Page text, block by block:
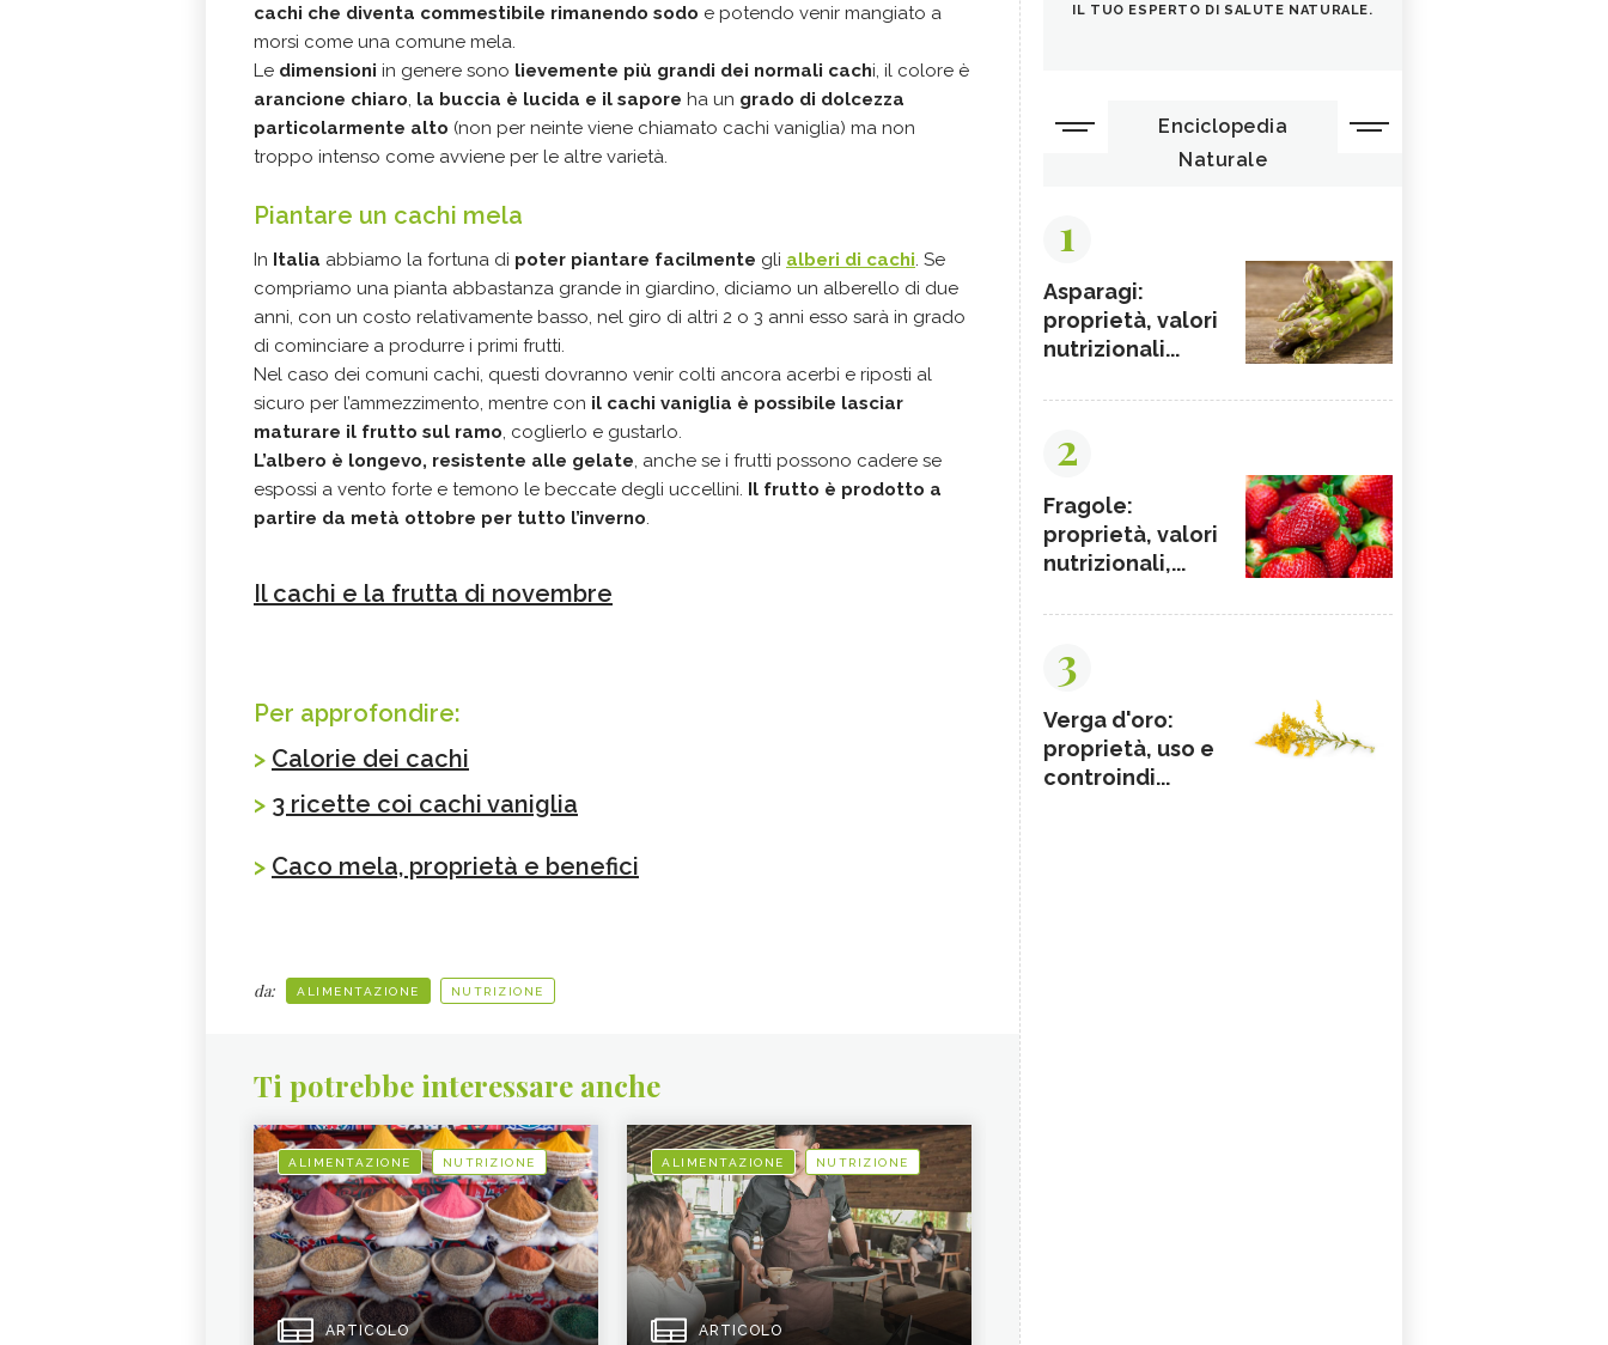
cachi che diventa commestibile rimanendo sodo e potendo venir mangiato a
morsi come una comune mela.
Le dimensioni in genere sono lievemente più grandi dei normali cachi, il colore è
arancione chiaro, la buccia è lucida e il sapore ha un grado di dolcezza
particolarmente alto (non per neinte viene chiamato cachi vaniglia) ma non
troppo intenso come avviene per le altre varietà.
Piantare un cachi mela
In Italia abbiamo la fortuna di poter piantare facilmente gli alberi di cachi. Se
compriamo una pianta abbastanza grande in giardino, diciamo un alberello di due
anni, con un costo relativamente basso, nel giro di altri 2 o 3 anni esso sarà in grado
di cominciare a produrre i primi frutti.
Nel caso dei comuni cachi, questi dovranno venir colti ancora acerbi e riposti al
sicuro per l’ammezzimento, mentre con il cachi vaniglia è possibile lasciar
maturare il frutto sul ramo, coglierlo e gustarlo.
L’albero è longevo, resistente alle gelate, anche se i frutti possono cadere se
espossi a vento forte e temono le beccate degli uccellini. Il frutto è prodotto a
partire da metà ottobre per tutto l’inverno.
Il cachi e la frutta di novembre
Per approfondire:
> Calorie dei cachi
> 3 ricette coi cachi vaniglia
> Caco mela, proprietà e benefici
da: ALIMENTAZIONE NUTRIZIONE
Ti potrebbe interessare anche
ALIMENTAZIONE NUTRIZIONE
ARTICOLO
ALIMENTAZIONE NUTRIZIONE
ARTICOLO
IL TUO ESPERTO DI SALUTE NATURALE.
Enciclopedia
Naturale
1
Asparagi:
proprietà, valori
nutrizionali...
2
Fragole:
proprietà, valori
nutrizionali,...
3
Verga d'oro:
proprietà, uso e
controindi...